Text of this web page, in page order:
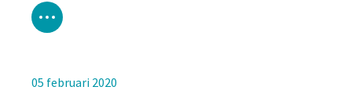
05 februari 2020